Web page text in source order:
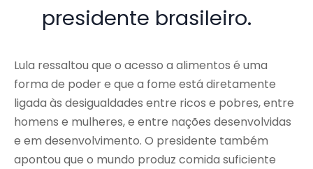
presidente brasileiro.
Lula ressaltou que o acesso a alimentos é uma
forma de poder e que a fome está diretamente
ligada às desigualdades entre ricos e pobres, entre
homens e mulheres, e entre nações desenvolvidas
e em desenvolvimento. O presidente também
apontou que o mundo produz comida suficiente